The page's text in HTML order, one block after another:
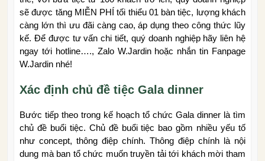
sẽ được tăng MIỄN PHÍ tối thiểu 01 bàn tiệc, lượng khách
càng lớn thì ưu đãi càng cao, áp dụng theo công thức lũy
kế. Để được tư vấn chi tiết, quý doanh nghiệp hãy liên hệ
ngay tới hotline…., Zalo W.Jardin hoặc nhắn tin Fanpage
W.Jardin nhé!
Xác định chủ đề tiệc Gala dinner
Bước tiếp theo trong kế hoạch tổ chức Gala dinner là tìm
chủ đề buổi tiệc. Chủ đề buổi tiệc bao gồm nhiều yếu tố
như concept, thông điệp chính. Thông điệp chính là nội
dung mà ban tổ chức muốn truyền tải tới khách mời tham